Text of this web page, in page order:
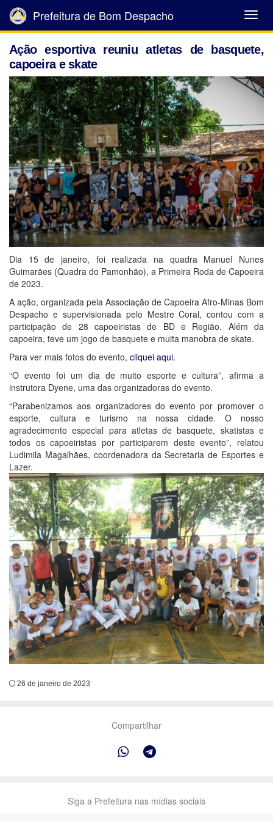
Abrir
Menu
Prefeitura de Bom Despacho
Ação esportiva reuniu atletas de basquete,
capoeira e skate
Dia 15 de janeiro, foi realizada na quadra Manuel Nunes
Guimarães (Quadra do Pamonhão), a Primeira Roda de Capoeira
de 2023.
A ação, organizada pela Associação de Capoeira Afro-Minas Bom
Despacho e supervisionada pelo Mestre Coral, contou com a
participação de 28 capoeiristas de BD e Região. Além da
capoeira, teve um jogo de basquete e muita manobra de skate.
Para ver mais fotos do evento, cliquei aqui.
“O evento foi um dia de muito esporte e cultura”, afirma a
instrutora Dyene, uma das organizadoras do evento.
“Parabenizamos aos organizadores do evento por promover o
esporte, cultura e turismo na nossa cidade. O nosso
agradecimento especial para atletas de basquete, skatistas e
todos os capoeiristas por participarem deste evento”, relatou
Ludimila Magalhães, coordenadora da Secretaria de Esportes e
Lazer.
26 de janeiro de 2023
Compartilhar
Siga a Prefeitura nas mídias sociais